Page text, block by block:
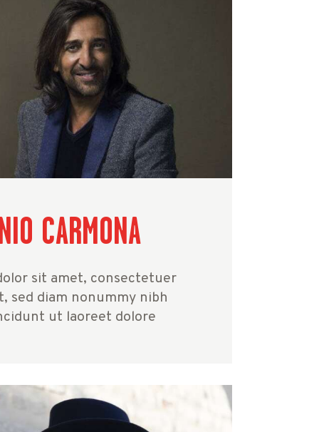
CARMONA
sit amet, consectetuer
sed diam nonummy nibh
ut laoreet dolore